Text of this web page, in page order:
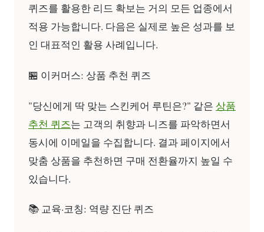
퀴즈를 활용한 리드 확보는 거의 모든 업종에서
적용 가능합니다. 다음은 실제로 높은 성과를 보
인 대표적인 활용 사례입니다.
🏪 이커머스: 상품 추천 퀴즈
"당신에게 딱 맞는 스킨케어 루틴은?" 같은 상품
추천 퀴즈는 고객의 취향과 니즈를 파악하면서
동시에 이메일을 수집합니다. 결과 페이지에서
맞춤 상품을 추천하면 구매 전환율까지 높일 수
있습니다.
📚 교육·코칭: 역량 진단 퀴즈